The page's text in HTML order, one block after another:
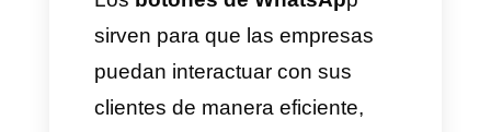
manera la persona va
avanzando a través del flujo